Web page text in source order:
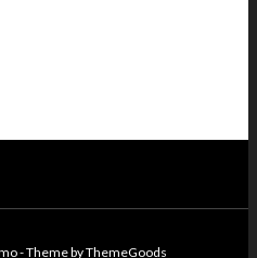
- Theme by ThemeGoods